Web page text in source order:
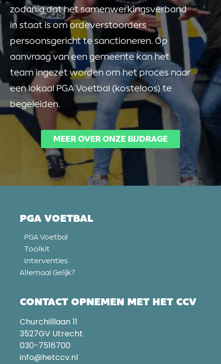
zodanig dat het samenwerkingsverband
in staat is om ordeverstoorders
persoonsgericht te sanctioneren. Op
aanvraag van een gemeente kan het
team ingezet worden om het proces naar
een lokaal PGA Voetbal (kosteloos) te
begeleiden.
MEER OVER ONZE BIJDRAGE
PGA VOETBAL
PGA Voetbal
Toolkit
Interventies
Allemaal Gelijk?
CONTACT OPNEMEN MET HET CCV
Churchilllaan 11
3527GV Utrecht
030-7516700
info@hetccv.nl